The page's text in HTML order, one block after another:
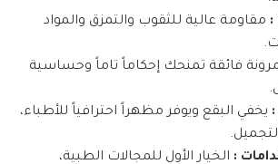
: مقاومة عالية للثقوب والتمزق والمواد
فائقة تمنحك إحكاماً تاماً وحساسية
يخفي البقع ويوفر مظهراً احترافياً للأطباء،
: الخيار الأول للمجالات الطبية،